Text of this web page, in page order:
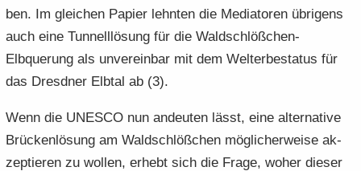
ben. Im glei­chen Pa­pier lehn­ten die Me­dia­to­ren üb­ri­gens
auch eine Tun­nell­lö­sung für die Waldschlößchen-​
Elbquerung als un­ver­ein­bar mit dem Welt­erbe­sta­tus für
das Dresd­ner Elb­tal ab (3).
Wenn die UNESCO nun an­deu­ten lässt, eine al­ter­na­ti­ve
Brü­cken­lö­sung am Wald­schlöß­chen mög­li­cher­wei­se ak­
zep­tie­ren zu wol­len, er­hebt sich die Frage, woher die­ser